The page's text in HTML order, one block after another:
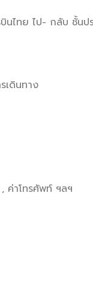
บินไทย ไป- กลับ ชั้นป
เดินทาง
, ค่าโทรศัพท์ ฯลฯ